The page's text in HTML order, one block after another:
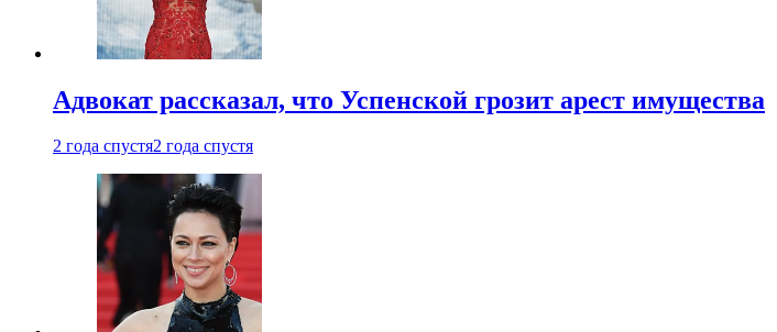
Адвокат рассказал, что Успенской грозит арест имущества
2 года спустя2 года спустя